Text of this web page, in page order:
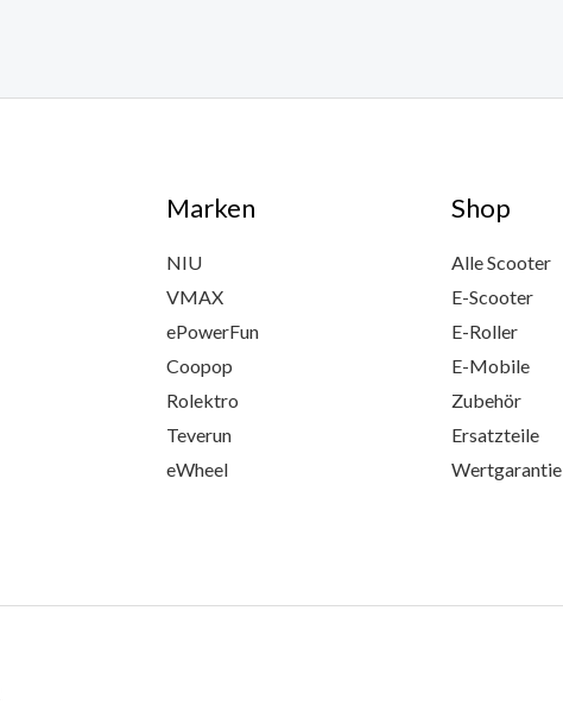
Marken
NIU
VMAX
ePowerFun
Coopop
Rolektro
Teverun
eWheel
Shop
Alle Scooter
E-Scooter
E-Roller
E-Mobile
Zubehör
Ersatzteile
Wertgarantie